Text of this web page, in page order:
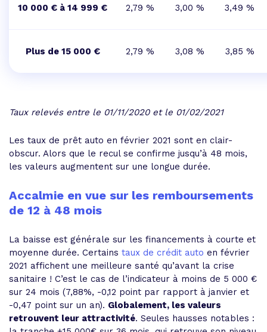
10 000 € à 14 999 € 2,79 % 3,00 % 3,49 %
Plus de 15 000 € 2,79 % 3,08 % 3,85 %
Taux relevés entre le 01/11/2020 et le 01/02/2021
Les taux de prêt auto en février 2021 sont en clair-
obscur. Alors que le recul se confirme jusqu’à 48 mois,
les valeurs augmentent sur une longue durée.
Accalmie en vue sur les remboursements
de 12 à 48 mois
La baisse est générale sur les financements à courte et
moyenne durée. Certains taux de crédit auto en février
2021 affichent une meilleure santé qu’avant la crise
sanitaire ! C’est le cas de l’indicateur à moins de 5 000 €
sur 24 mois (7,88%, -0,12 point par rapport à janvier et
-0,47 point sur un an). Globalement, les valeurs
retrouvent leur attractivité. Seules hausses notables :